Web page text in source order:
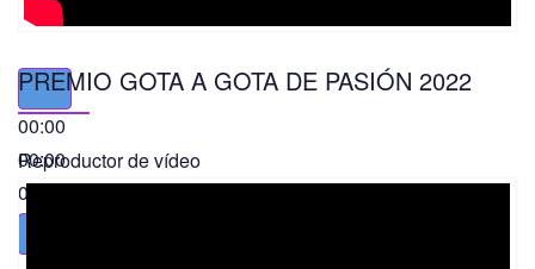
00:00
00:00
01:49
PREMIO GOTA A GOTA DE PASIÓN 2022
Reproductor de vídeo